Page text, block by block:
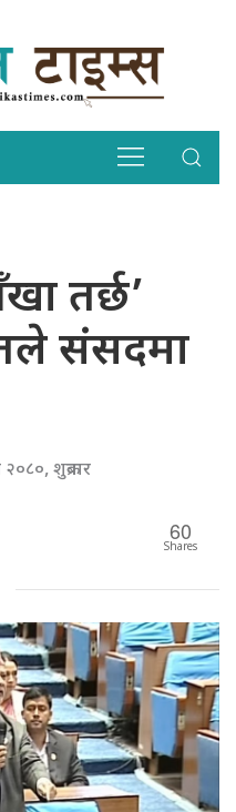
तर्छ’
संसदमा
शुक्रबार
60
Shares